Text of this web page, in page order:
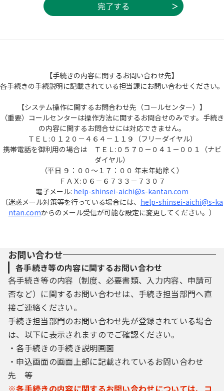
【手続きの内容に関するお問い合わせ先】
各手続きの手続説明に記載されている担当課にお問い合わせください。
【システム操作に関するお問合わせ先（コールセンター）】
（重要）コールセンターは操作方法に関するお問合せのみです。手続き
の内容に関するお問合せには対応できません。
ＴＥＬ:０１２０－４６４－１１９（フリーダイヤル）
携帯電話を御利用の場合は ＴＥＬ:０５７０－０４１－００１（ナビ
ダイヤル）
（平日 ９：００～１７：００ 年末年始除く）
ＦＡＸ:０６－６７３３－７３０７
電子メール: help-shinsei-aichi@s-kantan.com
（迷惑メール対策等を行っている場合には、 help-shinsei-aichi@s-ka
ntan.comからのメール受信が可能な設定に変更してください。）
お問い合わせ
各手続き等の内容に関するお問い合わせ
各手続き等の内容（制度、必要書類、入力内容、申請可
否など）に関するお問い合わせは、手続き担当部門へ直
接ご連絡ください。
手続き担当部門のお問い合わせ先が登録されている場合
は、以下に表示されますのでご確認ください。
・各手続きの手続き説明画面
・申込画面の画面上部に記載されているお問い合わせ
先 等